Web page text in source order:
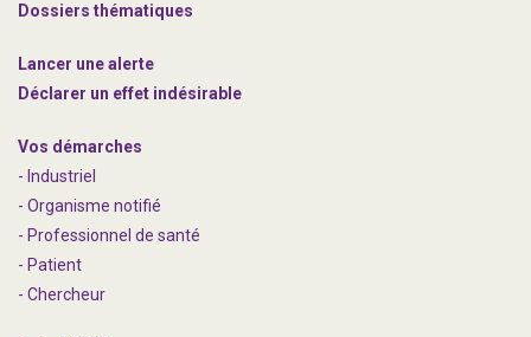
Dossiers thématiques
Lancer une alerte
Déclarer un effet indésirable
Vos démarches
- Industriel
- Organisme notifié
- Professionnel de santé
- Patient
- Chercheur